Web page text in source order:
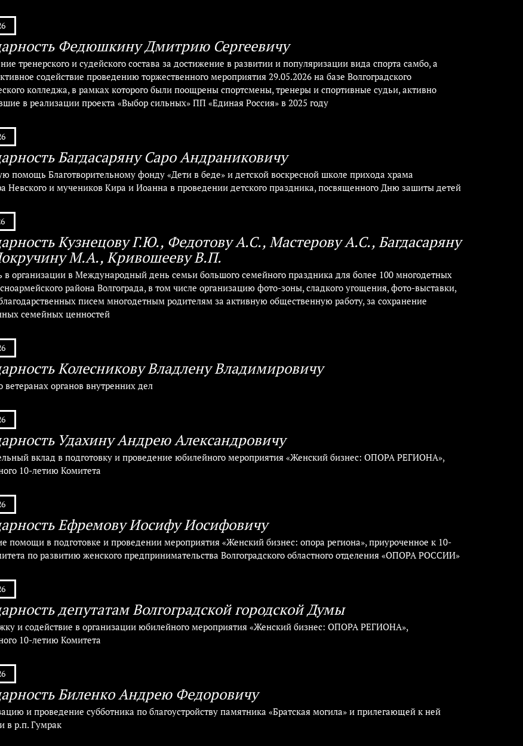
Федюшкину Дмитрию Сергеевичу
тренерского и судейского состава за достижение в развитии и популяризации вида спорта самбо, а
содействие проведению торжественного мероприятия 29.05.2026 на базе Волгоградского
колледжа, в рамках которого были поощрены спортсмены, тренеры и спортивные судьи, активно
в реализации проекта «Выбор сильных» ПП «Единая Россия» в 2025 году
Багдасаряну Саро Андраниковичу
помощь Благотворительному фонду «Дети в беде» и детской воскресной школе прихода храма
Невского и мучеников Кира и Иоанна в проведении детского праздника, посвященного Дню зашиты детей
Кузнецову Г.Ю., Федотову А.С., Мастерову А.С., Багдасаряну
М.А., Кривошееву В.П.
организации в Международный день семьи большого семейного праздника для более 100 многодетных
района Волгограда, в том числе организацию фото-зоны, сладкого угощения, фото-выставки,
писем многодетным родителям за активную общественную работу, за сохранение
семейных ценностей
Колесникову Владлену Владимировичу
ветеранах органов внутренних дел
Удахину Андрею Александровичу
вклад в подготовку и проведение юбилейного мероприятия «Женский бизнес: ОПОРА РЕГИОНА»,
10-летию Комитета
Ефремову Иосифу Иосифовичу
помощи в подготовке и проведении мероприятия «Женский бизнес: опора региона», приуроченное к 10-
по развитию женского предпринимательства Волгоградского областного отделения «ОПОРА РОССИИ»
депутатам Волгоградской городской Думы
и содействие в организации юбилейного мероприятия «Женский бизнес: ОПОРА РЕГИОНА»,
10-летию Комитета
Биленко Андрею Федоровичу
и проведение субботника по благоустройству памятника «Братская могила» и прилегающей к ней
в р.п. Гумрак